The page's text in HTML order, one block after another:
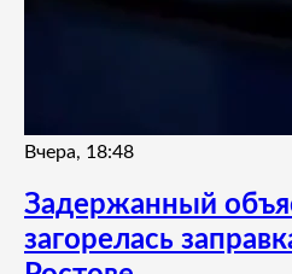
Вчера, 18:48
Задержанный
загорелась